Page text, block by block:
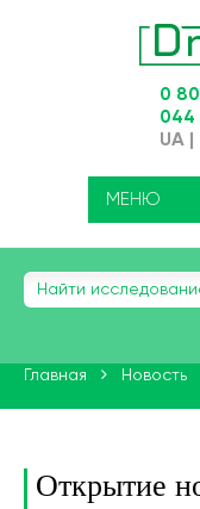
0
044
UA
МЕНЮ
Главная Новость
Открытие